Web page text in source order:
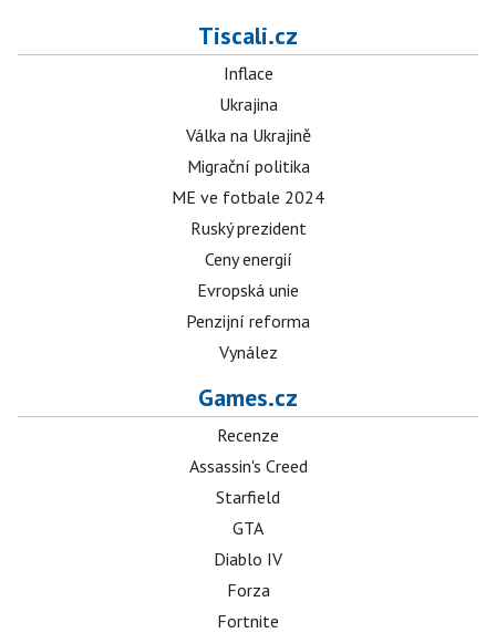
Tiscali.cz
Inflace
Ukrajina
Válka na Ukrajině
Migrační politika
ME ve fotbale 2024
Ruský prezident
Ceny energií
Evropská unie
Penzijní reforma
Vynález
Games.cz
Recenze
Assassin's Creed
Starfield
GTA
Diablo IV
Forza
Fortnite